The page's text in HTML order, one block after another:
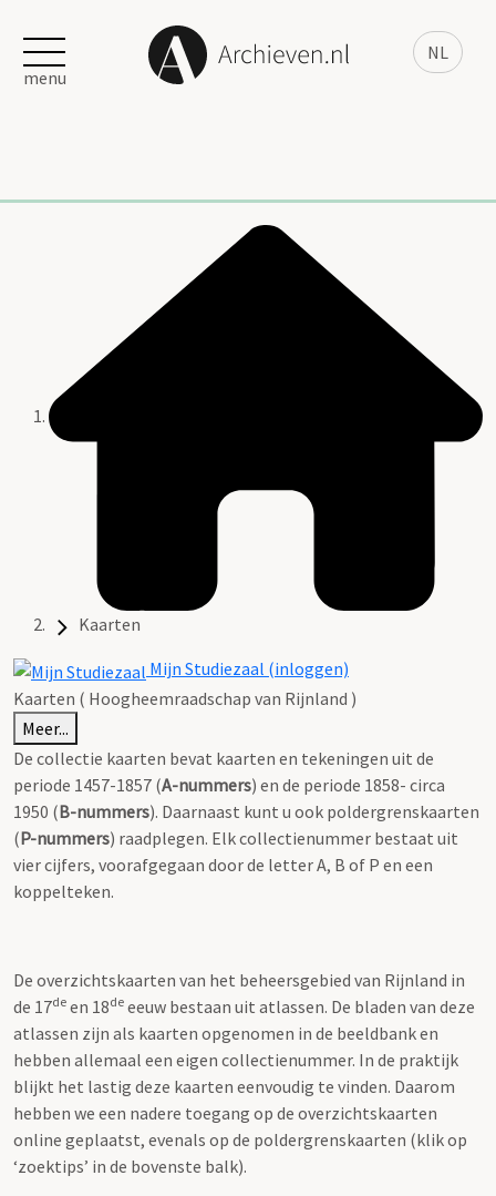
NL
menu
Kaarten
Mijn Studiezaal (inloggen)
Kaarten ( Hoogheemraadschap van Rijnland )
Meer...
De collectie kaarten bevat kaarten en tekeningen uit de
periode 1457-1857 (A-nummers) en de periode 1858- circa
1950 (B-nummers). Daarnaast kunt u ook poldergrenskaarten
(P-nummers) raadplegen. Elk collectienummer bestaat uit
vier cijfers, voorafgegaan door de letter A, B of P en een
koppelteken.
De overzichtskaarten van het beheersgebied van Rijnland in
de 17de en 18de eeuw bestaan uit atlassen. De bladen van deze
atlassen zijn als kaarten opgenomen in de beeldbank en
hebben allemaal een eigen collectienummer. In de praktijk
blijkt het lastig deze kaarten eenvoudig te vinden. Daarom
hebben we een nadere toegang op de overzichtskaarten
online geplaatst, evenals op de poldergrenskaarten (klik op
‘zoektips’ in de bovenste balk).